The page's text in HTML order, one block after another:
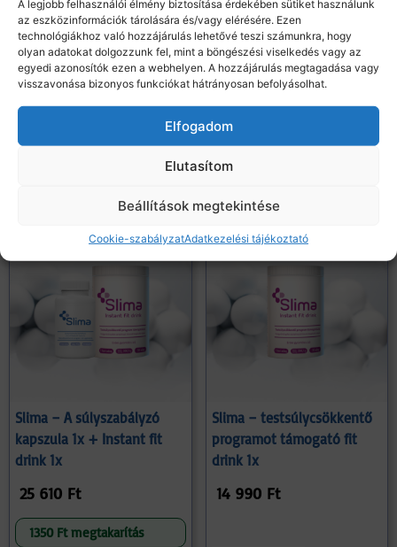
A legjobb felhasználói élmény biztosítása érdekében sütiket használunk
az eszközinformációk tárolására és/vagy elérésére. Ezen
technológiákhoz való hozzájárulás lehetővé teszi számunkra, hogy
olyan adatokat dolgozzunk fel, mint a böngészési viselkedés vagy az
egyedi azonosítók ezen a webhelyen. A hozzájárulás megtagadása vagy
visszavonása bizonyos funkciókat hátrányosan befolyásolhat.
Elfogadom
Elutasítom
Beállítások megtekintése
Cookie-szabályzatAdatkezelési tájékoztató
11 970Ft
Kosárba teszem
Spóroljon
csomagajánlatainkkal akár 11250 Ft-ot!
Slima – A súlyszabályzó
kapszula 1x + Instant fit
drink 1x
25 610 Ft
1350 Ft megtakarítás
Slima – testsúlycsökkentő
programot támogató fit
drink 1x
14 990 Ft